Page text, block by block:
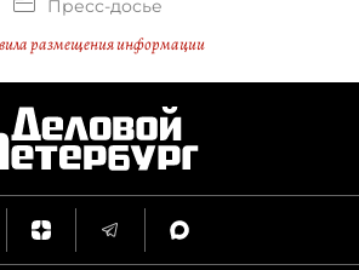
Пресс-досье
размещения информации